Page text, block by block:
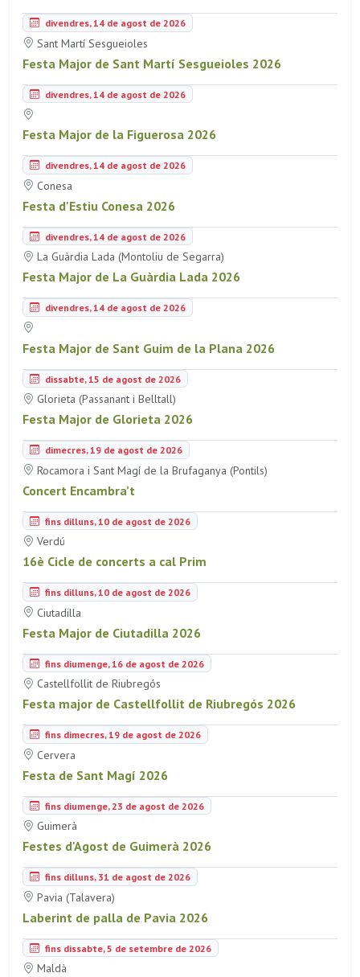
divendres, 14 de agost de 2026
Sant Martí Sesgueioles
Festa Major de Sant Martí Sesgueioles 2026
divendres, 14 de agost de 2026
Festa Major de la Figuerosa 2026
divendres, 14 de agost de 2026
Conesa
Festa d'Estiu Conesa 2026
divendres, 14 de agost de 2026
La Guàrdia Lada (Montoliu de Segarra)
Festa Major de La Guàrdia Lada 2026
divendres, 14 de agost de 2026
Festa Major de Sant Guim de la Plana 2026
dissabte, 15 de agost de 2026
Glorieta (Passanant i Belltall)
Festa Major de Glorieta 2026
dimecres, 19 de agost de 2026
Rocamora i Sant Magí de la Brufaganya (Pontils)
Concert Encambra’t
fins dilluns, 10 de agost de 2026
Verdú
16è Cicle de concerts a cal Prim
fins dilluns, 10 de agost de 2026
Ciutadilla
Festa Major de Ciutadilla 2026
fins diumenge, 16 de agost de 2026
Castellfollit de Riubregós
Festa major de Castellfollit de Riubregós 2026
fins dimecres, 19 de agost de 2026
Cervera
Festa de Sant Magí 2026
fins diumenge, 23 de agost de 2026
Guimerà
Festes d'Agost de Guimerà 2026
fins dilluns, 31 de agost de 2026
Pavia (Talavera)
Laberint de palla de Pavia 2026
fins dissabte, 5 de setembre de 2026
Maldà